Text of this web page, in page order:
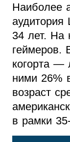
Наиболее
34 лет. На
геймеров.
когорта —
ними 26%
возраст
в рамки